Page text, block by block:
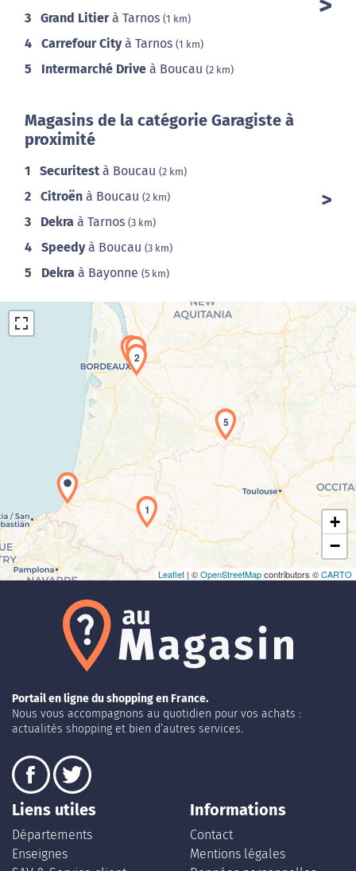
3 Grand Litierà Tarnos (1 km)
4 Carrefour Cityà Tarnos (1 km)
5 Intermarché Drive à Boucau (2 km)
Magasins de la catégorie Garagiste à
proximité
1 Securitest à Boucau (2 km)
2 Citroën à Boucau (2 km)
3 Dekra à Tarnos (3 km)
4 Speedyà Boucau (3 km)
5 Dekra à Bayonne (5 km)
Chargement de la carte en cours...
1
2
34
5
+
−
Leaflet | ©OpenStreetMapcontributors ©CARTO
Portail en ligne du shopping en France.
Nous vous accompagnons au quotidien pour vos achats :
actualités shopping et bien d’autres services.
Liens utiles
Départements
Enseignes
Informations
Contact
Mentions légales